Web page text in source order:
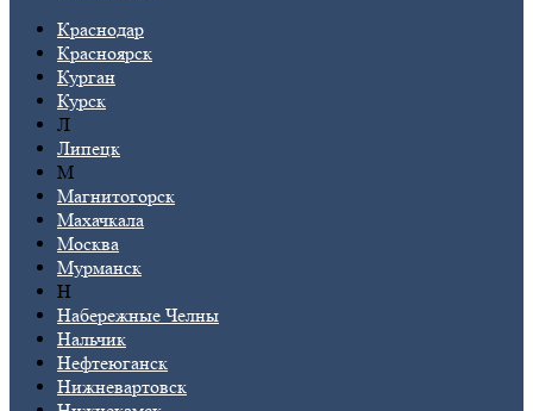
Краснодар
Красноярск
Курган
Курск
Л
Липецк
М
Магнитогорск
Махачкала
Москва
Мурманск
Н
Набережные Челны
Нальчик
Нефтеюганск
Нижневартовск